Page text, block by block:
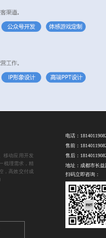
移动应用开发
梳理需求，精
，高效交付成
电话：
售前：
售后：
地址：成都市长益
扫码立即咨询：